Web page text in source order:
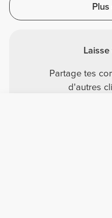
Partage tes
d'autres